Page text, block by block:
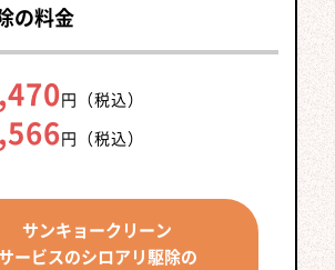
の料金
円（税込）
円（税込）
サンキョークリーン
ービスのシロアリ駆除の